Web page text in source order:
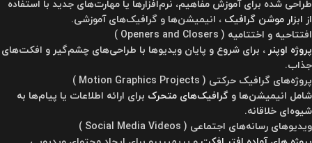
طراحی شده برای آموزش مفاهیم، نرم‌افزارها یا مهارت‌های جدید با استفاده
از ابزار موشن گرافیک ، انیمیشن‌ها و گرافیک‌های آموزشی.
افتتاحیه و اختتامیه ( Openers and Closers )
پروژه اوپنر، برای شروع و پایان ویدیوها با طراحی‌های چشم‌گیر و افکت‌های
جذاب.
پروژه‌های گرافیک حرکتی ( Motion Graphics Projects )
شامل انیمیشن‌ها و گرافیک‌های متحرک برای ارائه اطلاعات یا پیام‌ها به
شیوه‌ای خلاقانه.
ویدیوهای رسانه‌های اجتماعی ( Social Media Videos )